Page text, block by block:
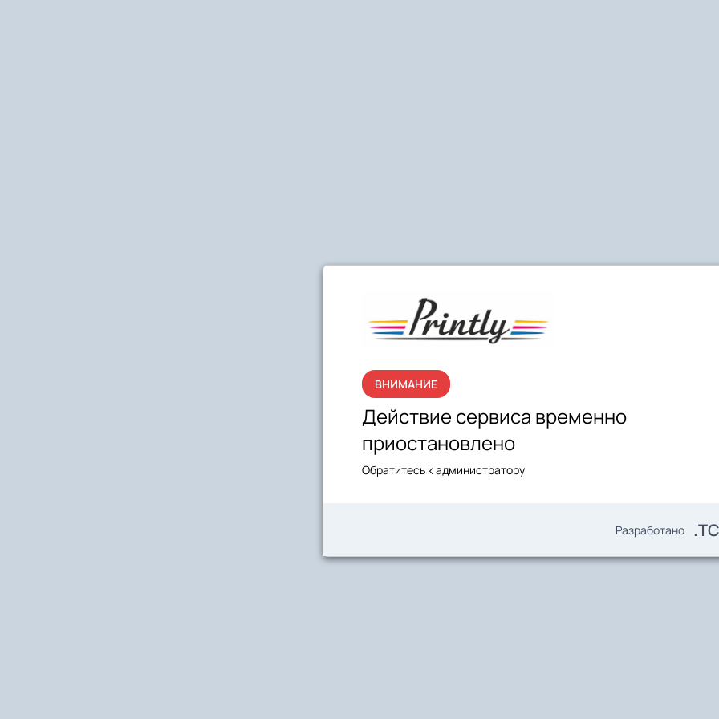
ВНИМАНИЕ
Действие сервиса временно
приостановлено
Обратитесь к администратору
Разработано